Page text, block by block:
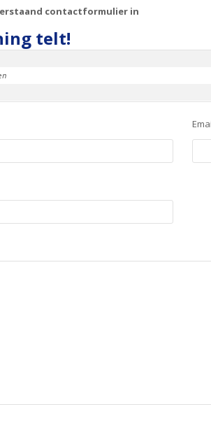
contactformulier in
telt!